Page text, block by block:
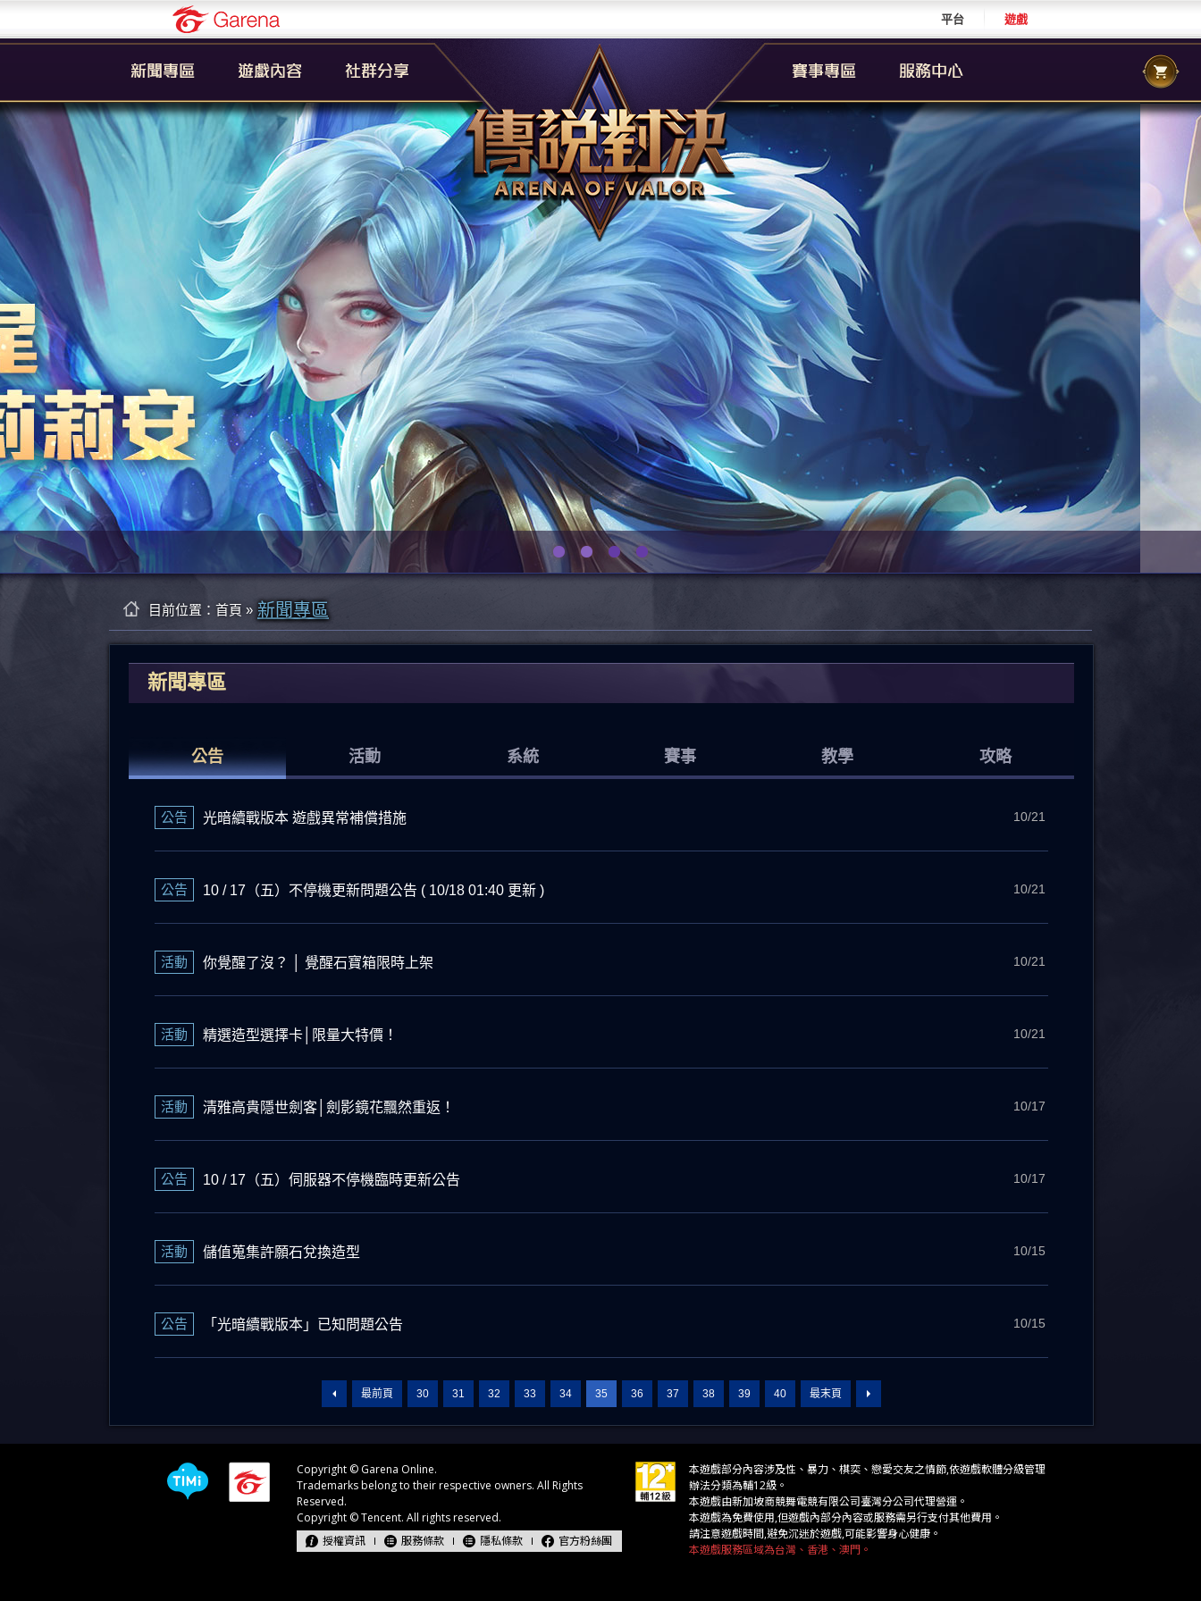
遊戲
平台
公告
活動
新手引導
遊戲簡介
英雄列表
裝備列表
奧義列表
挑戰者技能
官方粉絲團
YouTube
傳說城市賽
校園傳說
ACS 校園聯賽
傳說國際賽
社群自辦賽事
目前位置： 首頁 » 新聞專區
新聞專區
公告 活動 系統 賽事 教學 攻略
公告 光暗續戰版本 遊戲異常補償措施 10/21
公告 10 / 17（五）不停機更新問題公告 ( 10/18 01:40 更新 ) 10/21
活動 你覺醒了沒？ │ 覺醒石寶箱限時上架 10/21
活動 精選造型選擇卡│限量大特價！ 10/21
活動 清雅高貴隱世劍客│劍影鏡花飄然重返！ 10/17
公告 10 / 17（五）伺服器不停機臨時更新公告 10/17
活動 儲值蒐集許願石兌換造型 10/15
公告 「光暗續戰版本」已知問題公告 10/15
最前頁 30 31 32 33 34 35 36 37 38 39 40 最末頁
授權資訊 服務條款 隱私條款 官方粉絲團
本遊戲服務區域為台灣、香港、澳門。